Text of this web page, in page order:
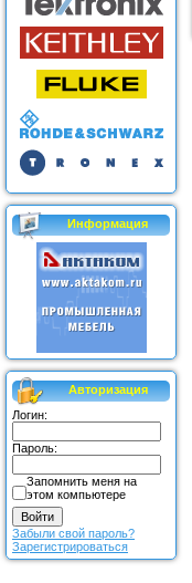
Информация
Авторизация
Логин:
Пароль:
Запомнить меня на
этом компьютере
Забыли свой пароль?
Зарегистрироваться